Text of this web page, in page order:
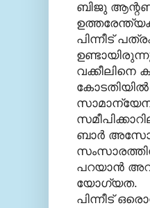
ബിജു
പിന്നീട്
വക്കീലിനെ
ബാര്‍
പറയാന്‍
യോഗ്യത.
പിന്നീട്